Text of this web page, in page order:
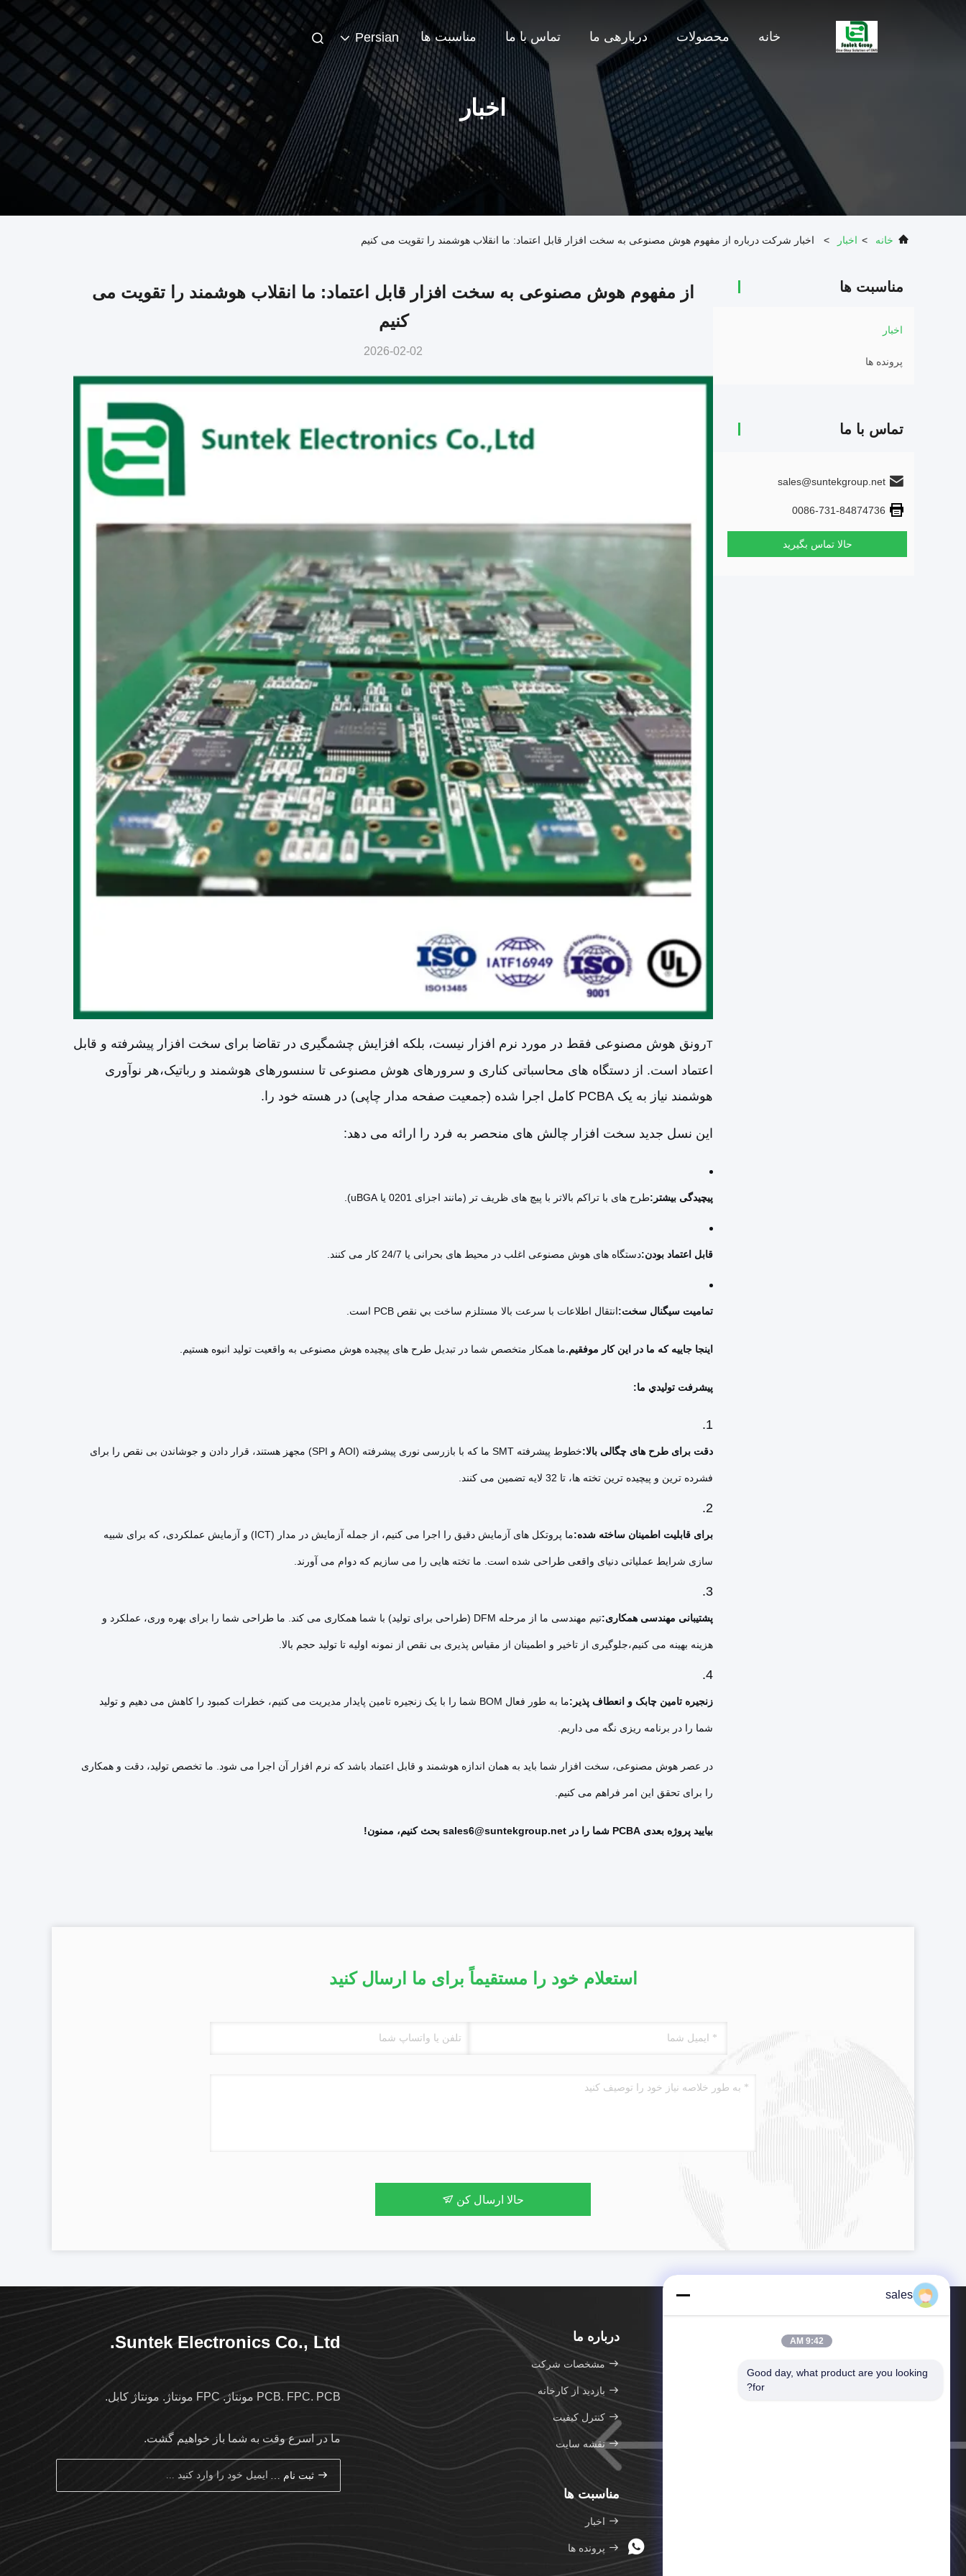
خانه محصولات دربارهی ما تماس با ما مناسبت ها Persian
اخبار
خانه > اخبار > اخبار شرکت درباره از مفهوم هوش مصنوعی به سخت افزار قابل اعتماد: ما انقلاب هوشمند را تقویت می کنیم
مناسبت ها
اخبار
پرونده ها
تماس با ما
sales@suntekgroup.net
0086-731-84874736
حالا تماس بگیرید
از مفهوم هوش مصنوعی به سخت افزار قابل اعتماد: ما انقلاب هوشمند را تقویت می
کنیم
2026-02-02
Tرونق هوش مصنوعی فقط در مورد نرم افزار نیست، بلکه افزایش چشمگیری در تقاضا برای سخت افزار پیشرفته و قابل
اعتماد است. از دستگاه های محاسباتی کناری و سرورهای هوش مصنوعی تا سنسورهای هوشمند و رباتیک،هر نوآوری
هوشمند نیاز به یک PCBA کامل اجرا شده (جمعیت صفحه مدار چاپی) در هسته خود را.
این نسل جدید سخت افزار چالش های منحصر به فرد را ارائه می دهد:
پیچیدگی بیشتر:طرح های با تراکم بالاتر با پیچ های ظریف تر (مانند اجزای 0201 یا uBGA).
قابل اعتماد بودن:دستگاه های هوش مصنوعی اغلب در محیط های بحرانی یا 24/7 کار می کنند.
تماميت سيگنال سخت:انتقال اطلاعات با سرعت بالا مستلزم ساخت بي نقص PCB است.
اینجا جاییه که ما در این کار موفقیم.ما همکار متخصص شما در تبدیل طرح های پیچیده هوش مصنوعی به واقعیت تولید انبوه هستیم.
پيشرفت توليدي ما:
دقت برای طرح های چگالی بالا: خطوط پیشرفته SMT ما که با بازرسی نوری پیشرفته (AOI و SPI) مجهز هستند، قرار دادن و جوشاندن بی نقص را برای
فشرده ترین و پیچیده ترین تخته ها، تا 32 لایه تضمین می کنند.
برای قابلیت اطمینان ساخته شده: ما پروتکل های آزمایش دقیق را اجرا می کنیم، از جمله آزمایش در مدار (ICT) و آزمایش عملکردی، که برای شبیه
سازی شرایط عملیاتی دنیای واقعی طراحی شده است. ما تخته هایی را می سازیم که دوام می آورند.
پشتیبانی مهندسی همکاری: تیم مهندسی ما از مرحله DFM (طراحی برای تولید) با شما همکاری می کند. ما طراحی شما را برای بهره وری، عملکرد و
هزینه بهینه می کنیم،جلوگیری از تاخیر و اطمینان از مقیاس پذیری بی نقص از نمونه اولیه تا تولید حجم بالا.
زنجیره تامین چابک و انعطاف پذیر: ما به طور فعال BOM شما را با یک زنجیره تامین پایدار مدیریت می کنیم، خطرات کمبود را کاهش می دهیم و تولید
شما را در برنامه ریزی نگه می داریم.
در عصر هوش مصنوعی، سخت افزار شما باید به همان اندازه هوشمند و قابل اعتماد باشد که نرم افزار آن اجرا می شود. ما تخصص تولید، دقت و همکاری
را برای تحقق این امر فراهم می کنیم.
بیایید پروژه بعدی PCBA شما را در sales6@suntekgroup.net بحث کنیم، ممنون!
استعلام خود را مستقیماً برای ما ارسال کنید
حالا ارسال کن
تلفن：0086-731-86963373
درباره ما
مشخصات شرکت
بازدید از کارخانه
کنترل کیفیت
نقشه سایت
مناسبت ها
اخبار
پرونده ها
Suntek Electronics Co., Ltd.
PCB. FPC. PCB مونتاژ. FPC مونتاژ. مونتاژ کابل.
ما در اسرع وقت به شما باز خواهیم گشت.
ثبت نام کردن
sales
9:42 AM
Good day, what product are you looking
for?